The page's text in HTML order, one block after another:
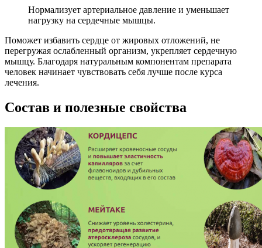
Нормализует артериальное давление и уменьшает
нагрузку на сердечные мышцы.
Поможет избавить сердце от жировых отложений, не
перегружая ослабленный организм, укрепляет сердечную
мышцу. Благодаря натуральным компонентам препарата
человек начинает чувствовать себя лучше после курса
лечения.
Состав и полезные свойства